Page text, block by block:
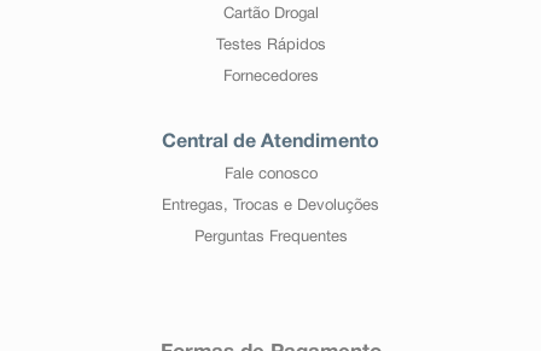
Cartão Drogal
Testes Rápidos
Fornecedores
Central de Atendimento
Fale conosco
Entregas, Trocas e Devoluções
Perguntas Frequentes